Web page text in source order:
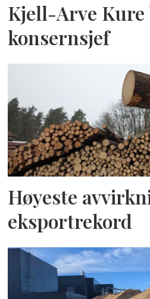
Kjell-Arve
konsernsjef
Høyeste
eksportrekord